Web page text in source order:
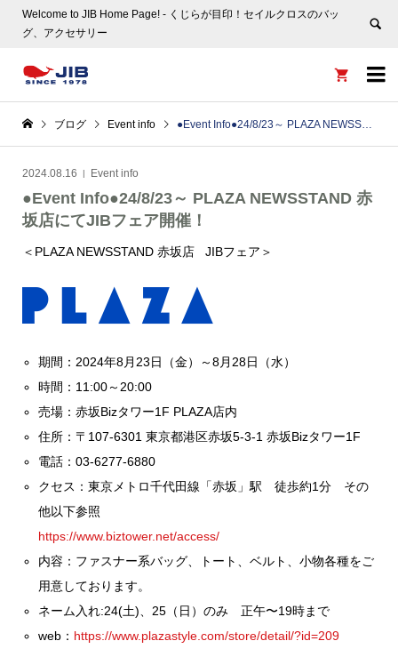
Welcome to JIB Home Page! ‐ くじらが目印！セイルクロスのバッ
グ、アクセサリー


ブログ Event info ●Event Info●24/8/23～ PLAZA NEWSSTAND 赤坂店にてJIBフェア開催！
2024.08.16 Event info
●Event Info●24/8/23～ PLAZA NEWSSTAND 赤
坂店にてJIBフェア開催！
＜PLAZA NEWSSTAND 赤坂店 JIBフェア＞
期間：2024年8月23日（金） ～8月28日（水）
時間：11:00～20:00
売場：赤坂Bizタワー1F PLAZA店内
住所：〒107-6301 東京都港区赤坂5-3-1 赤坂Bizタワー1F
電話：03-6277-6880
クセス：東京メトロ千代田線「赤坂」駅 徒歩約1分 その
他以下参照
https://www.biztower.net/access/
内容：ファスナー系バッグ、トート、ベルト、小物各種をご
用意しております。
ネーム入れ:24(土)、25（日）のみ 正午〜19時まで
web： https://www.plazastyle.com/store/detail/?id=209